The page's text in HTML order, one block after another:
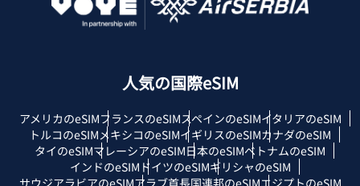
人気の国際eSIM
アメリカのeSIMフランスのeSIMスペインのeSIMイタリアのeSIM
トルコのeSIM メキシコのeSIMイギリスのeSIMカナダのeSIM
タイのeSIMマレーシアのeSIM日本のeSIMベトナムのeSIM
インドのeSIM ドイツのeSIMギリシャのeSIM
サウジアラビアのeSIMアラブ首長国連邦のeSIMエジプトのeSIM